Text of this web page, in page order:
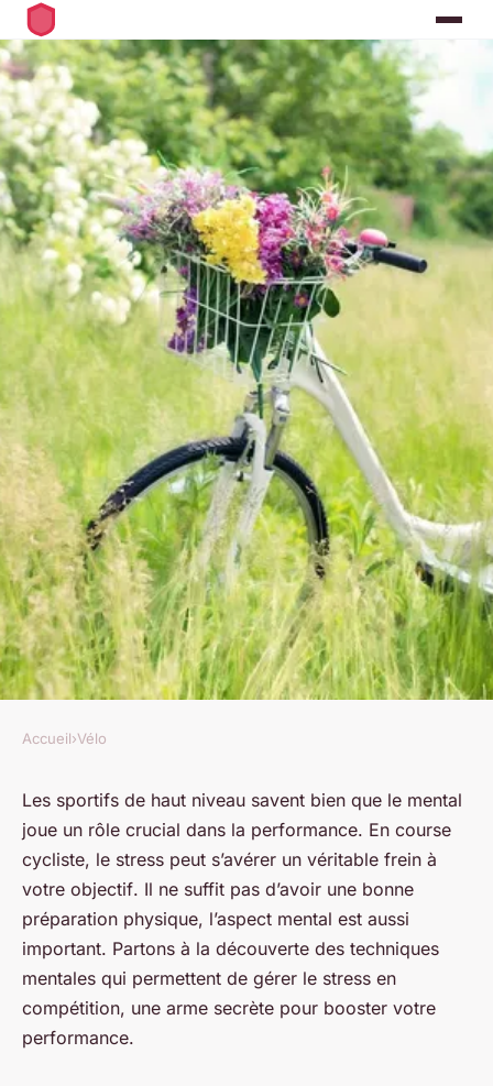
Gérer le stress en compétition
: Techniques mentales pour
cyclistes
Chloé•19 janvier 2024•6 min de lecture
Accueil›Vélo
Les sportifs de haut niveau savent bien que le mental
joue un rôle crucial dans la performance. En course
cycliste, le stress peut s’avérer un véritable frein à
votre objectif. Il ne suffit pas d’avoir une bonne
préparation physique, l’aspect mental est aussi
important. Partons à la découverte des techniques
mentales qui permettent de gérer le stress en
compétition, une arme secrète pour booster votre
performance.